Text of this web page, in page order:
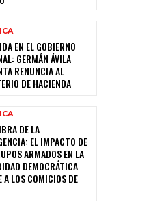
EN EL GOBIERNO
GERMÁN ÁVILA
RENUNCIA AL
DE HACIENDA
DE LA
EL IMPACTO DE
ARMADOS EN LA
DEMOCRÁTICA
A LOS COMICIOS DE